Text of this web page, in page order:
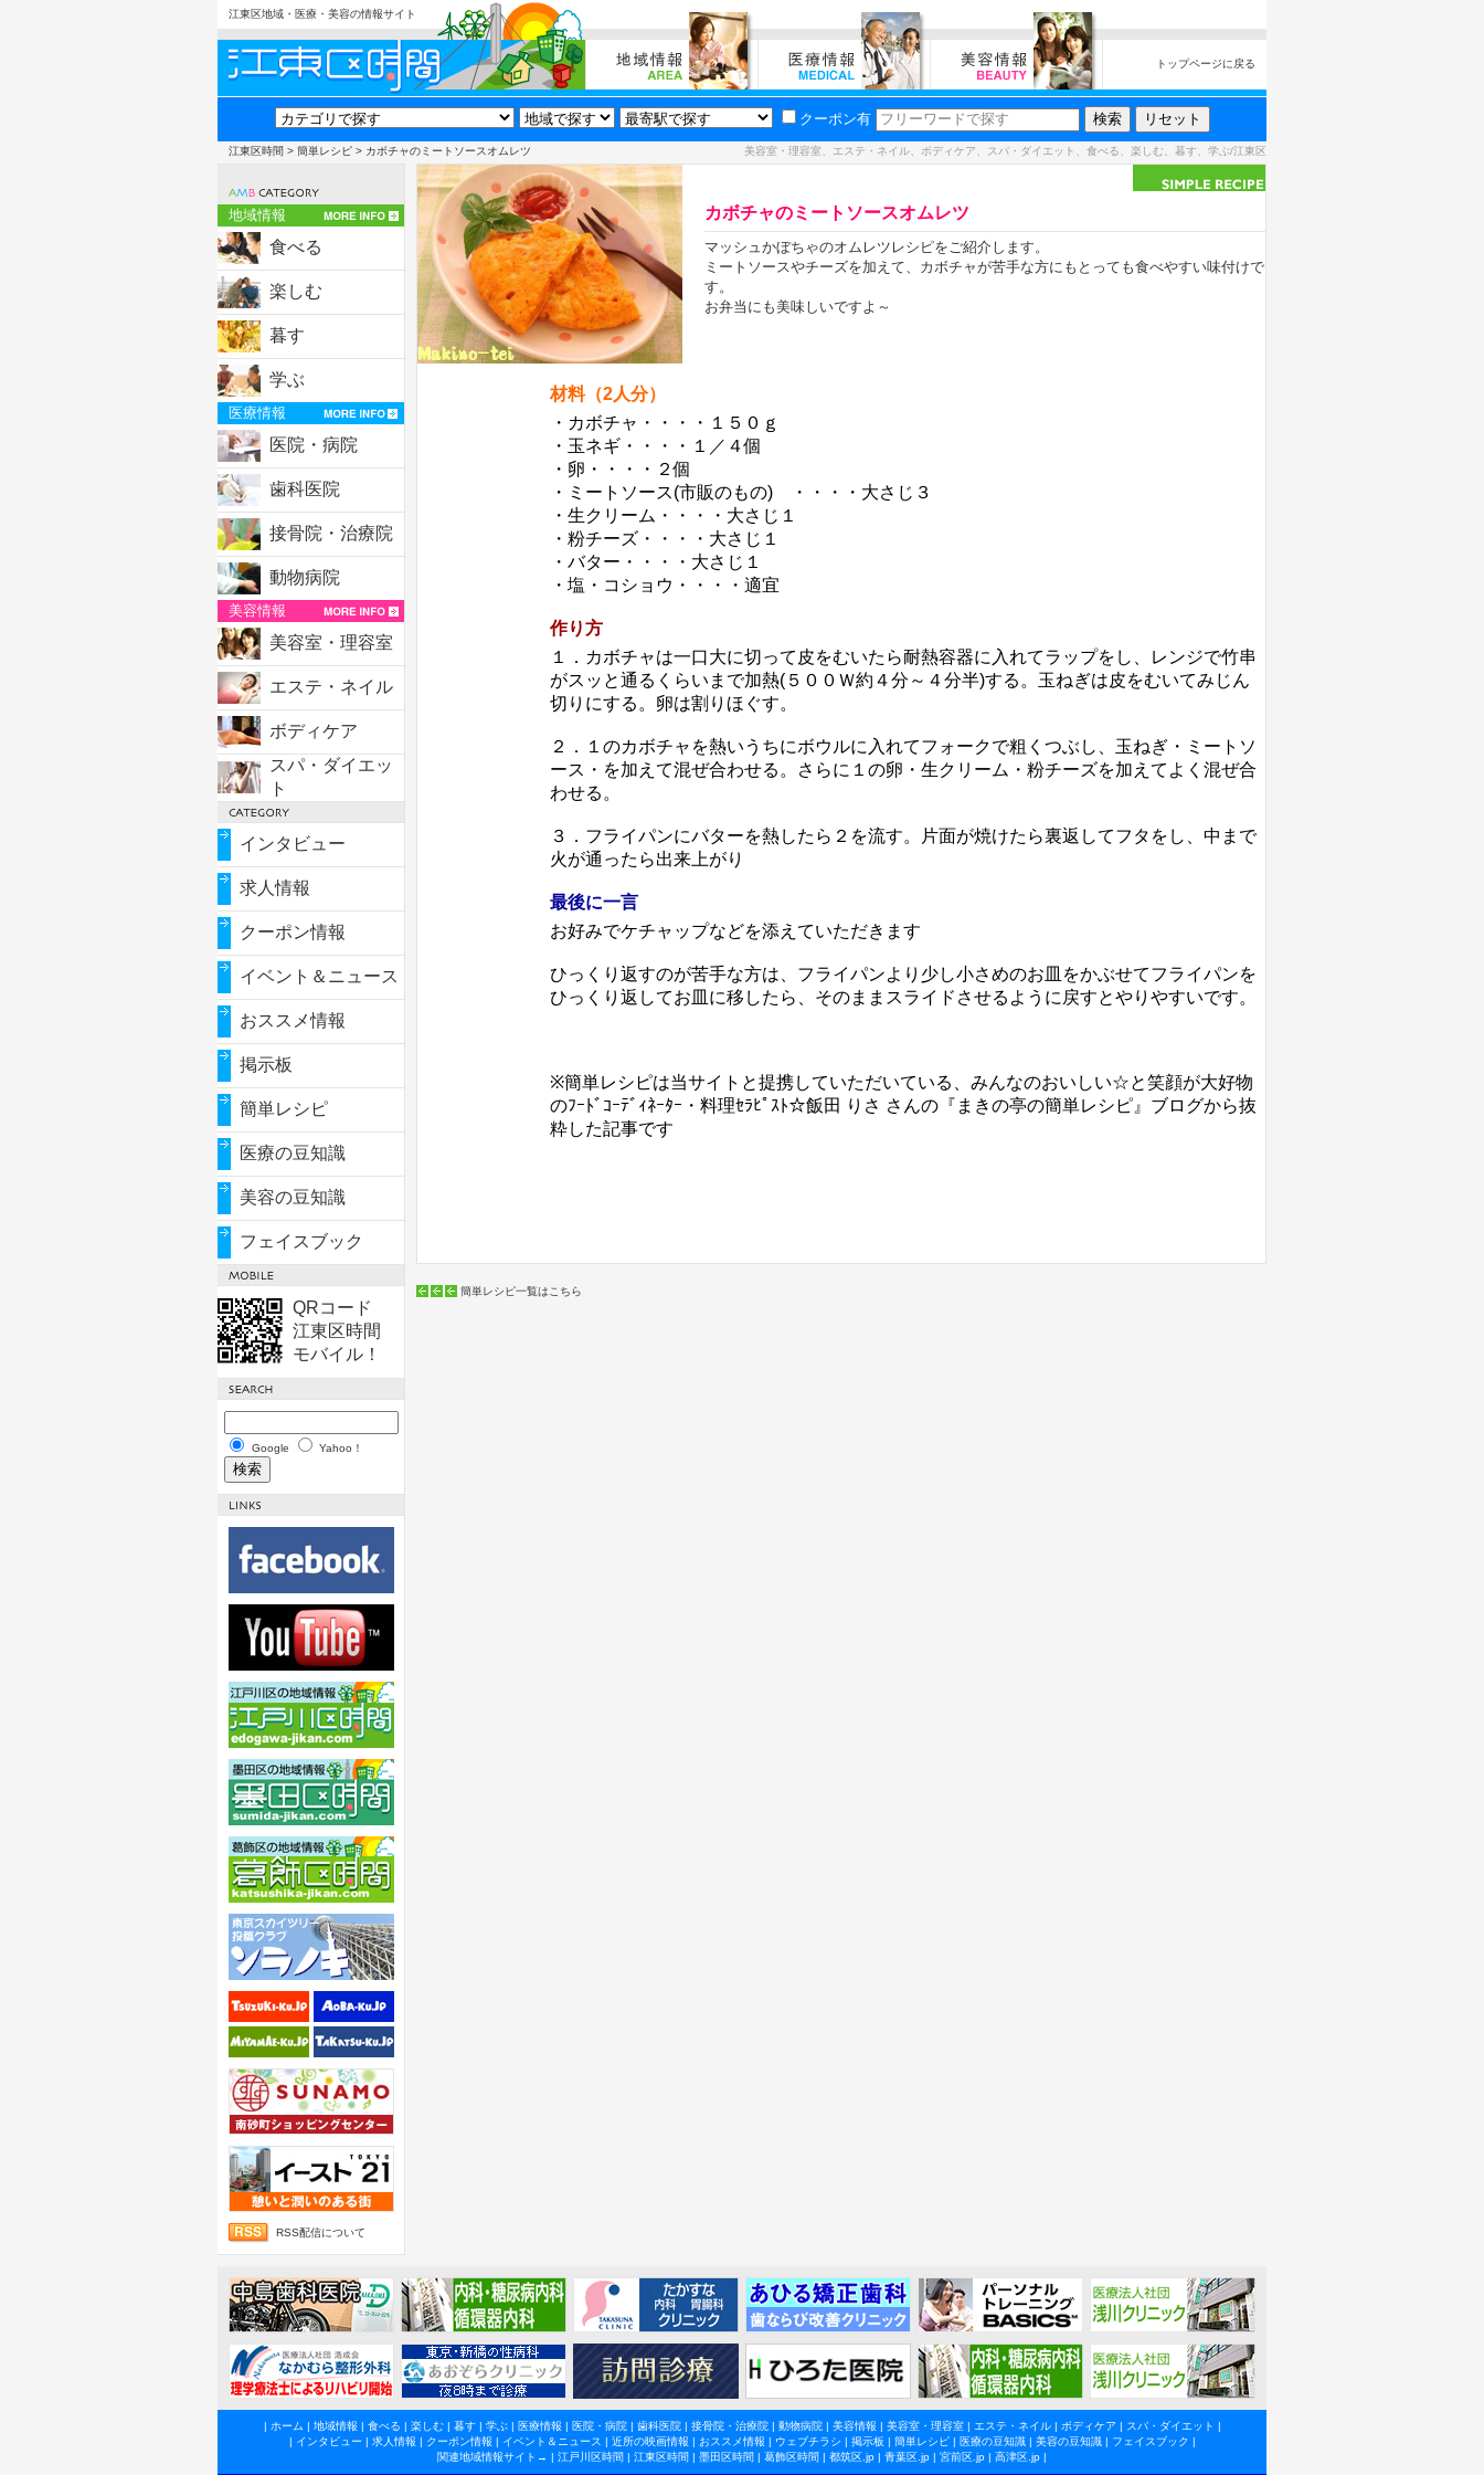
江東区地域・医療・美容の情報サイト
トップページに戻る
クーポン有
江東区時間 > 簡単レシピ > カボチャのミートソースオムレツ 美容室・理容室、エステ・ネイル、ボディケア、スパ・ダイエット、食べる、楽しむ、暮す、学ぶ/江東区
地域情報
食べる
楽しむ
暮す
学ぶ
医療情報
医院・病院
歯科医院
接骨院・治療院
動物病院
美容情報
美容室・理容室
エステ・ネイル
ボディケア
スパ・ダイエッ
ト
インタビュー
求人情報
クーポン情報
イベント＆ニュース
おススメ情報
掲示板
簡単レシピ
医療の豆知識
美容の豆知識
フェイスブック
QRコード
江東区時間
モバイル！
Google Yahoo！
RSS配信について
カボチャのミートソースオムレツ
マッシュかぼちゃのオムレツレシピをご紹介します。
ミートソースやチーズを加えて、カボチャが苦手な方にもとっても食べやすい味付けで
す。
お弁当にも美味しいですよ～
材料（2人分）
・カボチャ・・・・１５０ｇ
・玉ネギ・・・・１／４個
・卵・・・・２個
・ミートソース(市販のもの) ・・・・大さじ３
・生クリーム・・・・大さじ１
・粉チーズ・・・・大さじ１
・バター・・・・大さじ１
・塩・コショウ・・・・適宜
作り方
１．カボチャは一口大に切って皮をむいたら耐熱容器に入れてラップをし、レンジで竹串
がスッと通るくらいまで加熱(５００Ｗ約４分～４分半)する。玉ねぎは皮をむいてみじん
切りにする。卵は割りほぐす。
２．１のカボチャを熱いうちにボウルに入れてフォークで粗くつぶし、玉ねぎ・ミートソ
ース・を加えて混ぜ合わせる。さらに１の卵・生クリーム・粉チーズを加えてよく混ぜ合
わせる。
３．フライパンにバターを熱したら２を流す。片面が焼けたら裏返してフタをし、中まで
火が通ったら出来上がり
最後に一言
お好みでケチャップなどを添えていただきます
ひっくり返すのが苦手な方は、フライパンより少し小さめのお皿をかぶせてフライパンを
ひっくり返してお皿に移したら、そのままスライドさせるように戻すとやりやすいです。
※簡単レシピは当サイトと提携していただいている、みんなのおいしい☆と笑顔が大好物
のﾌｰﾄﾞｺｰﾃﾞｨﾈｰﾀｰ・料理ｾﾗﾋﾟｽﾄ☆飯田 りさ さんの『まきの亭の簡単レシピ』ブログから抜
粋した記事です
簡単レシピ一覧はこちら
| ホーム | 地域情報 | 食べる | 楽しむ| 暮す| 学ぶ| 医療情報 | 医院・病院| 歯科医院| 接骨院・治療院| 動物病院| 美容情報 | 美容室・理容室| エステ・ネイル| ボディケア | スパ・ダイエット |
| インタビュー | 求人情報 | クーポン情報 | イベント＆ニュース | 近所の映画情報 | おススメ情報 | ウェブチラシ | 掲示板 | 簡単レシピ| 医療の豆知識| 美容の豆知識| フェイスブック |
関連地域情報サイト→ | 江戸川区時間 | 江東区時間 | 墨田区時間 | 葛飾区時間 | 都筑区.jp | 青葉区.jp | 宮前区.jp | 高津区.jp |